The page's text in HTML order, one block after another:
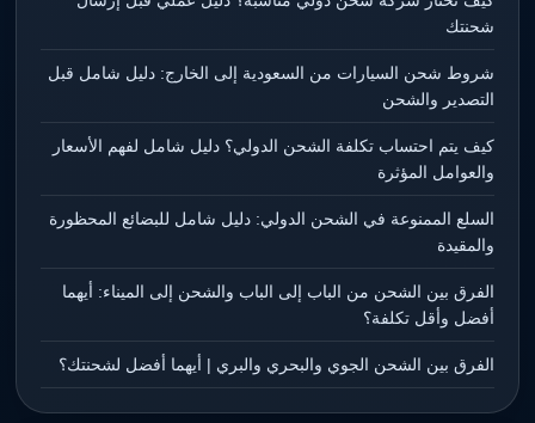
شحنتك
شروط شحن السيارات من السعودية إلى الخارج: دليل شامل قبل
التصدير والشحن
كيف يتم احتساب تكلفة الشحن الدولي؟ دليل شامل لفهم الأسعار
والعوامل المؤثرة
السلع الممنوعة في الشحن الدولي: دليل شامل للبضائع المحظورة
والمقيدة
الفرق بين الشحن من الباب إلى الباب والشحن إلى الميناء: أيهما
أفضل وأقل تكلفة؟
الفرق بين الشحن الجوي والبحري والبري | أيهما أفضل لشحنتك؟